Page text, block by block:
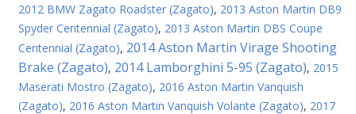
2012 BMW Zagato Roadster (Zagato), 2013 Aston Martin DB9
Spyder Centennial (Zagato), 2013 Aston Martin DBS Coupe
Centennial (Zagato), 2014 Aston Martin Virage Shooting
Brake (Zagato), 2014 Lamborghini 5-95 (Zagato), 2015
Maserati Mostro (Zagato), 2016 Aston Martin Vanquish
(Zagato), 2016 Aston Martin Vanquish Volante (Zagato), 2017